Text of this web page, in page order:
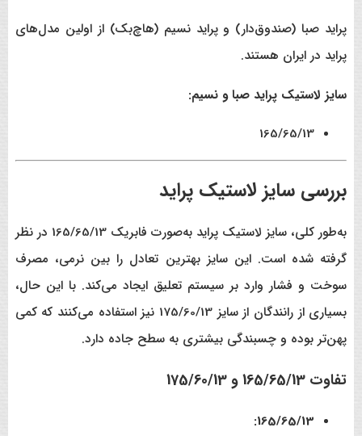
پراید صبا (صندوق‌دار) و پراید نسیم (هاچ‌بک) از اولین مدل‌های
پراید در ایران هستند.
سایز لاستیک پراید صبا و نسیم:
165/65/13
بررسی سایز لاستیک پراید
به‌طور کلی، سایز لاستیک پراید به‌صورت فابریک 165/65/13 در نظر
گرفته شده است. این سایز بهترین تعادل را بین نرمی، مصرف
سوخت و فشار وارد بر سیستم تعلیق ایجاد می‌کند. با این حال،
بسیاری از رانندگان از سایز 175/60/13 نیز استفاده می‌کنند که کمی
پهن‌تر بوده و چسبندگی بیشتری به سطح جاده دارد.
تفاوت 165/65/13 و 175/60/13
165/65/13: